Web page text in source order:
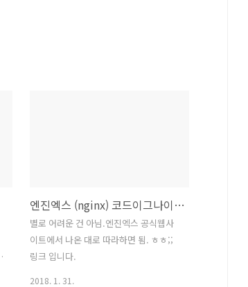
엔진엑스 (nginx) 코드이그나이터 index.php 제거
별로 어려운 건 아님.엔진엑스 공식웹사
이트에서 나온 대로 따라하면 됨. ㅎㅎ;;
링크 입니다.
2018. 1. 31.